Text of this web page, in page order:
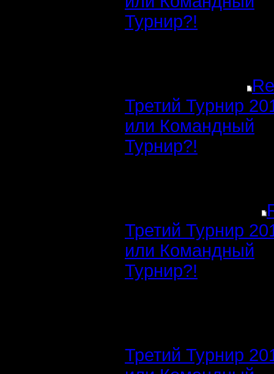
Турнир?!
Третий Турнир
или Командный
Турнир?!
Третий Турнир
или Командный
Турнир?!
Третий Турнир